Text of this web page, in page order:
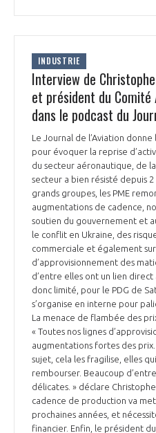
INNOVATION
INTERNATIONALISATION
INDUSTRIE
Interview de
et président du Comité
dans le podcast du
Le Journal de l’Aviation
pour évoquer la reprise
du secteur aéronautique, de
secteur a bien résisté depuis
grands groupes, les PME
augmentations de cadence,
soutien du gouvernement et
le conflit en Ukraine, des
commerciale et également
d’approvisionnement des
d’entre elles ont un lien direct
donc limité, pour le PDG de
s’organise en interne pour
La menace de flambée des
« Toutes nos lignes
augmentations fortes des prix.
sujet, cela les fragilise, elles
rembourser. Beaucoup
délicates. » déclare
cadence de production va
prochaines années, et
financier. Enfin, le président du